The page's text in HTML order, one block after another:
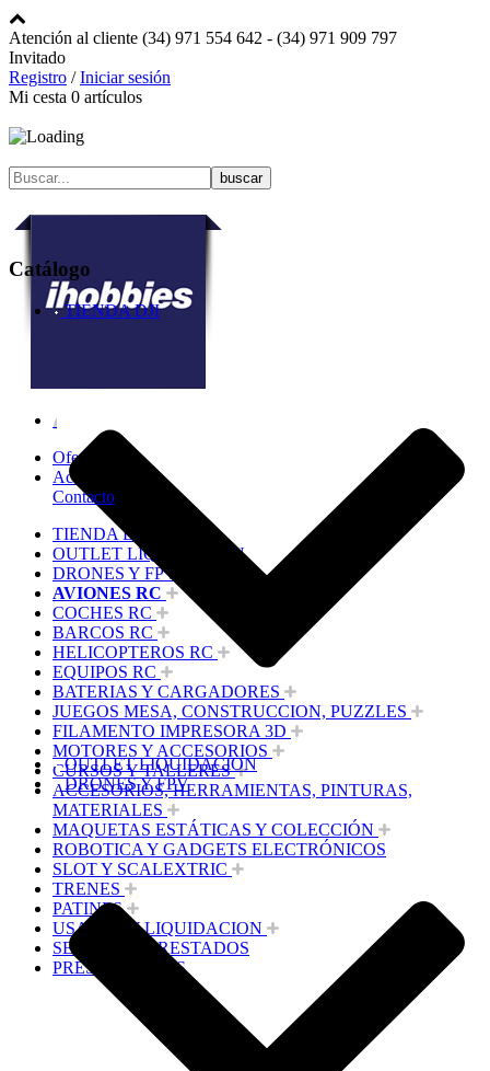
Atención al cliente (34) 971 554 642 - (34) 971 909 797
Invitado
Registro /Iniciar sesión
Mi cesta 0 artículos
Ofertas
Actualidad
Contacto
TIENDA DJI
OUTLET LIQUIDACION
DRONES Y FPV
AVIONES RC
COCHES RC
BARCOS RC
HELICOPTEROS RC
EQUIPOS RC
BATERIAS Y CARGADORES
JUEGOS MESA, CONSTRUCCION, PUZZLES
FILAMENTO IMPRESORA 3D
MOTORES Y ACCESORIOS
CURSOS Y TALLERES
ACCESORIOS, HERRAMIENTAS, PINTURAS,
MATERIALES
MAQUETAS ESTÁTICAS Y COLECCIÓN
ROBOTICA Y GADGETS ELECTRÓNICOS
SLOT Y SCALEXTRIC
TRENES
PATINES
USADOS Y LIQUIDACION
SERVICIOS PRESTADOS
PRESUPUESTOS
Catálogo
TIENDA DJI
OUTLET LIQUIDACION
DRONES Y FPV